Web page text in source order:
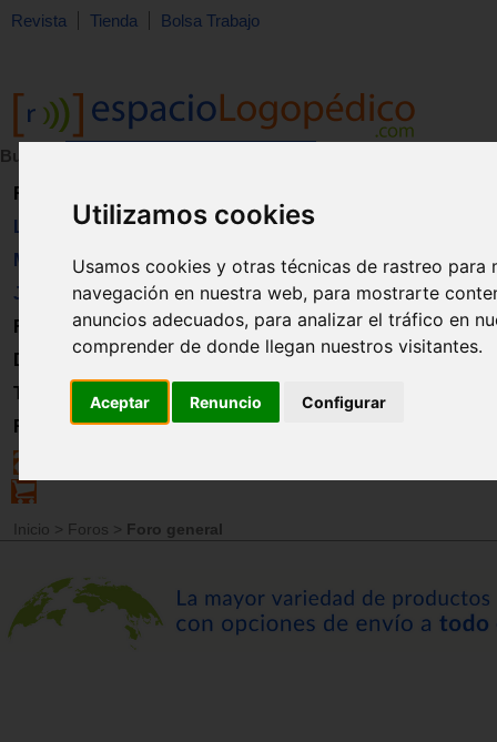
Utilizamos cookies
Usamos cookies y otras técnicas de rastreo para
navegación en nuestra web, para mostrarte
anuncios adecuados, para analizar el tráfico en
comprender de donde llegan nuestros visitantes.
Aceptar Renuncio Configurar
Revista Tienda Bolsa Trabajo
Buscar:
Revista
Libros
Material
Juguetes
Formación
Directorio
Trabajo
Registro
Inicio > Foros > Foro general